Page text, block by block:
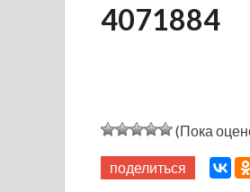
4071884
(Пока
поделиться